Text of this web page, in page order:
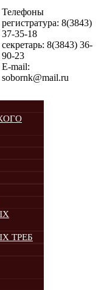
Телефоны
регистратура: 8(3843)
37-35-18
секретарь: 8(3843) 36-
90-23
E-mail:
sobornk@mail.ru
ТРЕБ